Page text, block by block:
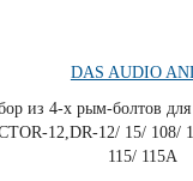
DAS AUDIO
из 4-х рым-болтов для
12,DR-12/ 15/ 108/
115/ 115A